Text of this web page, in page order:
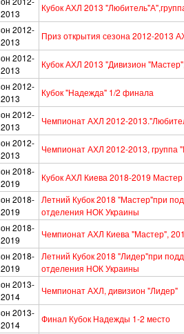
2013
Кубок АХЛ 2013
2012-
2013
Приз открытия сезона 2012-2013
2012-
2013
Кубок АХЛ 2013 "Дивизион
2012-
2013
Кубок "Надежда" 1/2 финала
2012-
2013
Чемпионат АХЛ 2012-
2012-
2013
Чемпионат АХЛ 2012-2013, группа
2018-
2019
Кубок АХЛ Киева 2018-2019 Мастер
2018-
2019
Летний Кубок 2018 "Мастер"при
отделения НОК Украины
2018-
2019
Чемпионат АХЛ Киева "Мастер",
2018-
2019
Летний Кубок 2018 "Лидер"при
отделения НОК Украины
2013-
2014
Чемпионат АХЛ, дивизион "Лидер"
2013-
2014
Финал Кубок Надежды 1-2 место